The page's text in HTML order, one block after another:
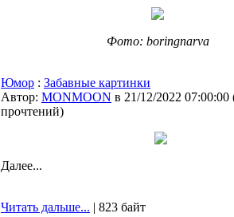
Фото: boringnarva
Юмор : Забавные картинки
Автор: MONMOON в 21/12/2022 07:00:00
прочтений)
Далее...
Читать дальше... | 823 байт